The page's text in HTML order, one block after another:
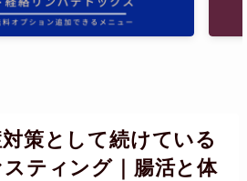
対策として続けている
ティング｜腸活と体